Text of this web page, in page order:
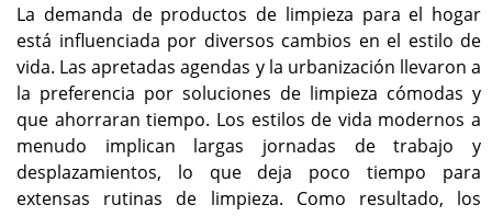
La demanda de productos de limpieza para el hogar
está influenciada por diversos cambios en el estilo de
vida. Las apretadas agendas y la urbanización llevaron a
la preferencia por soluciones de limpieza cómodas y
que ahorraran tiempo. Los estilos de vida modernos a
menudo implican largas jornadas de trabajo y
desplazamientos, lo que deja poco tiempo para
extensas rutinas de limpieza. Como resultado, los